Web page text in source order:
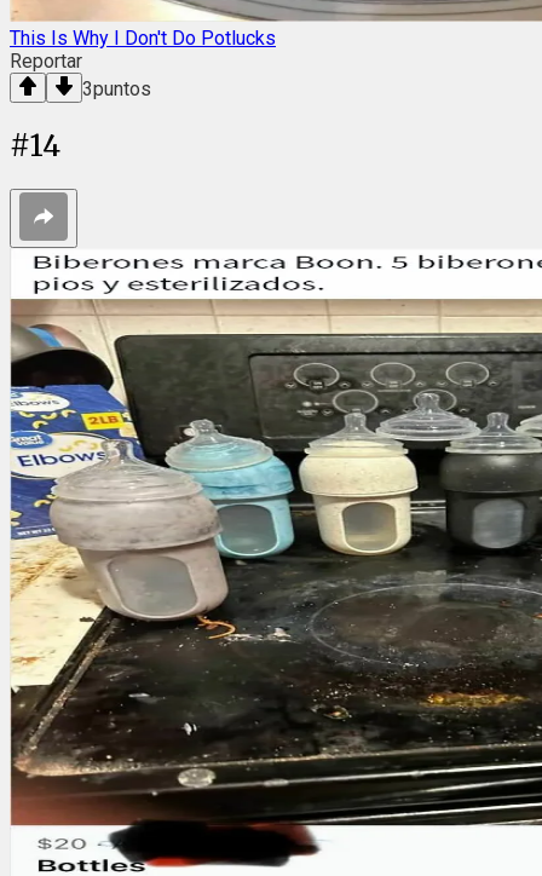
This Is Why I Don't Do Potlucks
Reportar
3puntos
#14